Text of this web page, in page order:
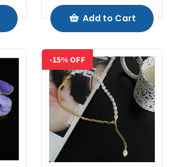
Add to Cart
-15% OFF